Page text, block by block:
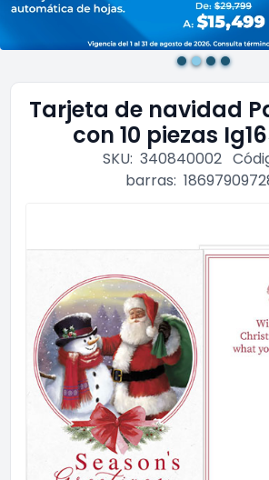
Tarjeta de navidad
con 10 piezas
SKU: 340840002
barras: